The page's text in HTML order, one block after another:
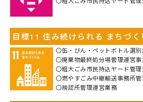
目標11 住み続けられる まちづく
〇缶・びん・ペットボトル選
〇廃棄物最終処分場管理運営
〇粗大ごみ市民持込ヤード管
〇燃やすごみ中継輸送事務所
〇検認所管理運営業務